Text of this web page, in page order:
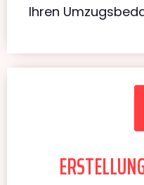
Ihren